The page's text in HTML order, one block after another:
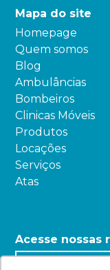
Mapa do site
Homepage
Quem somos
Blog
Ambulâncias
Bombeiros
Clinicas Móveis
Produtos
Locações
Serviços
Atas
Acesse nossas